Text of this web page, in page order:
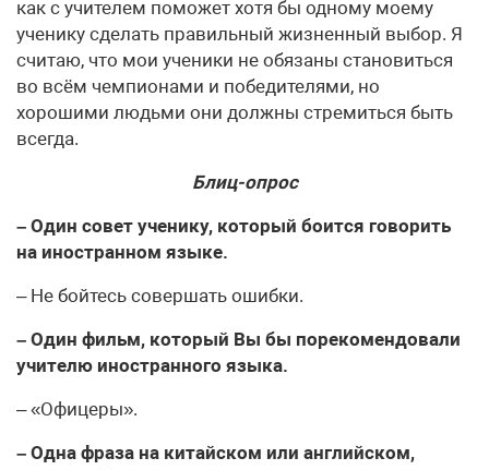
как с учителем поможет хотя бы одному моему
ученику сделать правильный жизненный выбор. Я
считаю, что мои ученики не обязаны становиться
во всём чемпионами и победителями, но
хорошими людьми они должны стремиться быть
всегда.
Блиц-опрос
– Один совет ученику, который боится говорить
на иностранном языке.
– Не бойтесь совершать ошибки.
– Один фильм, который Вы бы порекомендовали
учителю иностранного языка.
– «Офицеры».
– Одна фраза на китайском или английском,